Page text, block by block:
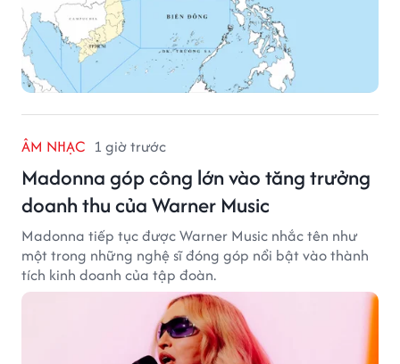
ÂM NHẠC 1 giờ trước
Madonna góp công lớn vào tăng trưởng
doanh thu của Warner Music
Madonna tiếp tục được Warner Music nhắc tên như
một trong những nghệ sĩ đóng góp nổi bật vào thành
tích kinh doanh của tập đoàn.